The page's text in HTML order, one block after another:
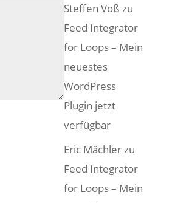
Steffen Voß zu
Feed Integrator
for Loops – Mein
neuestes
WordPress
Plugin jetzt
verfügbar
Eric Mächlerzu
Feed Integrator
for Loops – Mein